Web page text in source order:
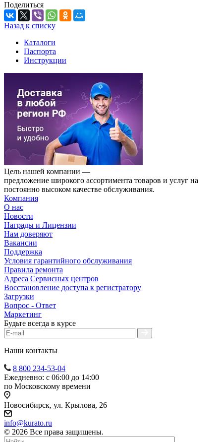
Поделиться
Назад к списку
Каталоги
Паспорта
Инструкции
Цель нашей компании —
предложение широкого ассортимента товаров и услуг на
постоянно высоком качестве обслуживания.
Компания
О нас
Новости
Награды и Лицензии
Нам доверяют
Вакансии
Поддержка
Условия гарантийного обслуживания
Правила ремонта
Адреса Сервисных центров
Восстановление доступа к регистратору
Загрузки
Вопрос - Ответ
Маркетинг
Будьте всегда в курсе
Наши контакты
8 800 234-53-04
Ежедневно: с 06:00 до 14:00
по Московскому времени
Новосибирск, ул. Крылова, 26
info@kurato.ru
© 2026 Все права защищены.